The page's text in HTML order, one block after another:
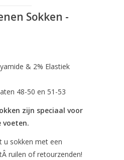
Sokken -
& 2% Elastiek
48-50 en 51-53
zijn speciaal voor
voeten.
u sokken met een
ruilen of retourzenden!